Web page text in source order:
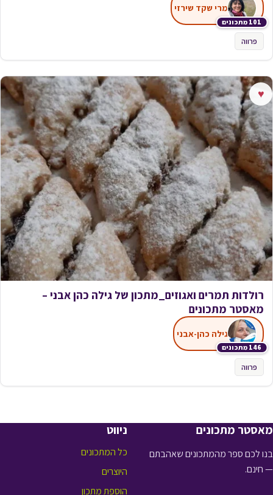
101 מתכונים
מרי שקד שירזי
פרווה
♥
רולדות תמרים ואגוזים_מתכון של גילה כהן אבני –
מאסטר מתכונים
146 מתכונים
גילה כהן-אבני
פרווה
מאסטר מתכונים
בנו לכם ספר מהמתכונים שאהבתם
— חינם.
ניווט
כל המתכונים
היוצרים
הוספת מתכון